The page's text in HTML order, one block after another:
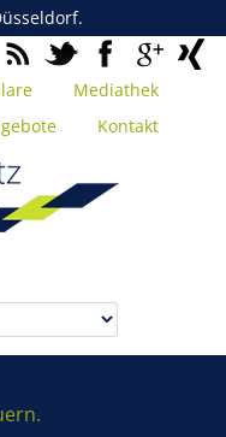
Mediathek
Kontakt